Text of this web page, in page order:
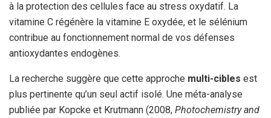
à la protection des cellules face au stress oxydatif. La
vitamine C régénère la vitamine E oxydée, et le sélénium
contribue au fonctionnement normal de vos défenses
antioxydantes endogènes.
La recherche suggère que cette approche multi-cibles est
plus pertinente qu’un seul actif isolé. Une méta-analyse
publiée par Kopcke et Krutmann (2008, Photochemistry and